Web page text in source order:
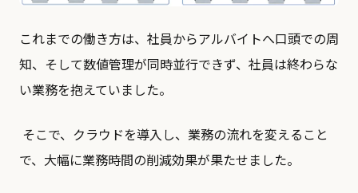
これまでの働き方は、社員からアルバイトへ口頭での周
知、そして数値管理が同時並行できず、社員は終わらな
い業務を抱えていました。
そこで、クラウドを導入し、業務の流れを変えること
で、大幅に業務時間の削減効果が果たせました。